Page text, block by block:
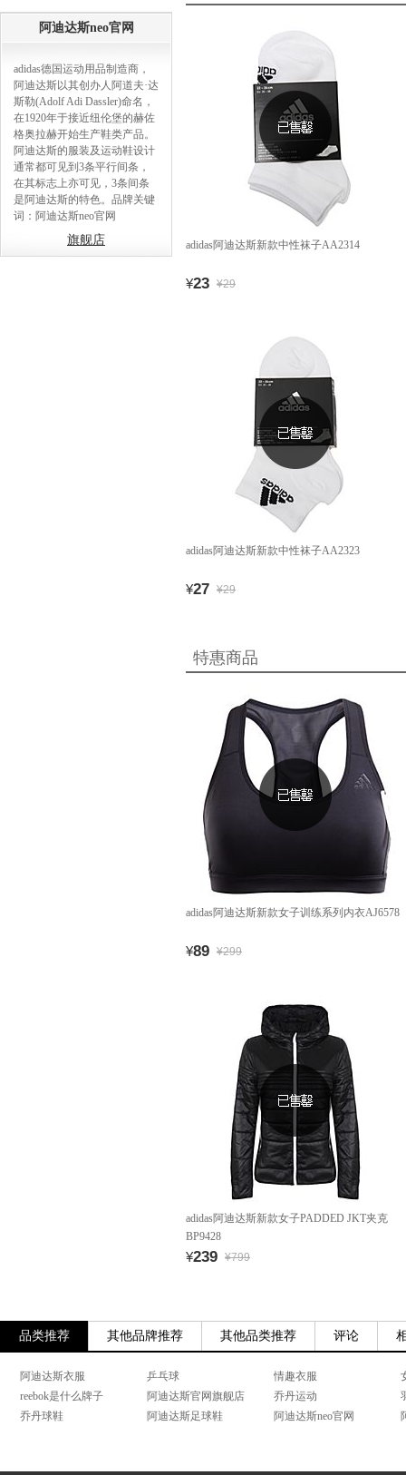
阿迪达斯neo官网
adidas德国运动用品制造商，
阿迪达斯以其创办人阿道夫·达
斯勒(Adolf Adi Dassler)命名，
在1920年于接近纽伦堡的赫佐
格奥拉赫开始生产鞋类产品。
阿迪达斯的服装及运动鞋设计
通常都可见到3条平行间条，
在其标志上亦可见，3条间条
是阿迪达斯的特色。品牌关键
词：阿迪达斯neo官网
旗舰店 adidas阿迪达斯新款中性袜子AA2314
¥23 ¥29
adidas阿迪达斯新款中性袜子AA2323
¥27 ¥29
特惠商品
adidas阿迪达斯新款女子训练系列内衣AJ6578
¥89 ¥299
adidas阿迪达斯新款女子PADDED JKT夹克
BP9428
¥239 ¥799
品类推荐 其他品牌推荐 其他品类推荐 评论
阿迪达斯衣服 乒乓球 情趣衣服
reebok是什么牌子
阿迪达斯官网旗舰店 乔丹运动
乔丹球鞋
阿迪达斯足球鞋 阿迪达斯neo官网